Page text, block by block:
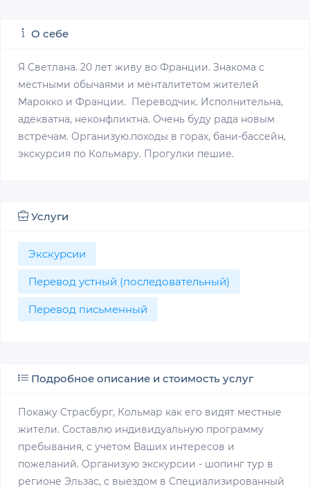
О себе
Я Светлана. 20 лет живу во Франции. Знакома с
местными обычаями и менталитетом жителей
Марокко и Франции. Переводчик. Исполнительна,
адекватна, неконфликтна. Очень буду рада новым
встречам. Организую.походы в горах, бани-бассейн,
экскурсия по Кольмару. Прогулки пешие.
Услуги
Экскурсии
Перевод устный (последовательный)
Перевод письменный
Подробное описание и стоимость услуг
Покажу Страсбург, Кольмар как его видят местные
жители. Составлю индивидуальную программу
пребывания, с учетом Ваших интересов и
пожеланий. Организую экскурсии - шопинг тур в
регионе Эльзас, с выездом в Специализированный